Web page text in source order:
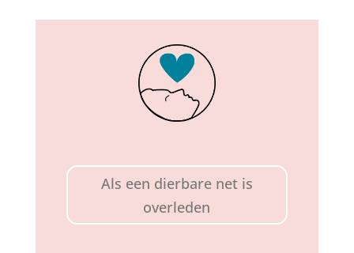
Als een dierbare net is
overleden